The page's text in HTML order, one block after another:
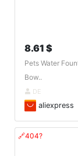
8.61 $
Pets Water
Bow..
DE
aliexpress
🔗404?